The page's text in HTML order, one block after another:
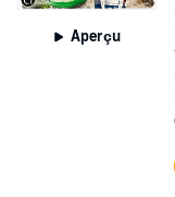
Aperçu